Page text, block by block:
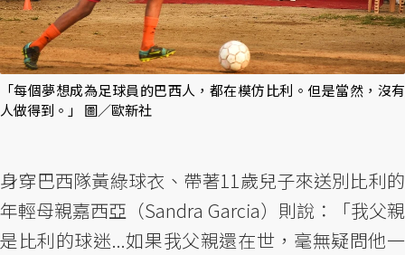
「每個夢想成為足球員的巴西人，都在模仿比利。但是當然，沒有
人做得到。」 圖／歐新社
身穿巴西隊黃綠球衣、帶著11歲兒子來送別比利的
年輕母親嘉西亞（Sandra Garcia）則說：「我父親
是比利的球迷...如果我父親還在世，毫無疑問他一